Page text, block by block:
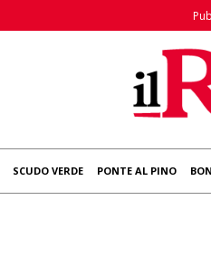
SCUDO VERDE PONTE AL PINO